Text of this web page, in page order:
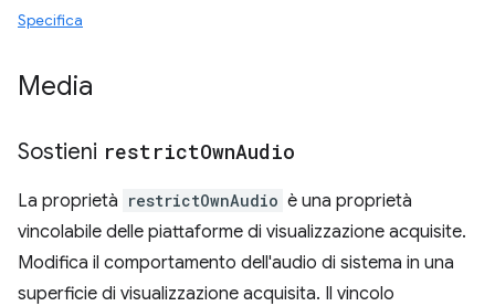
Specifica
Media
Sostieni restrictOwnAudio
La proprietà restrictOwnAudio è una proprietà
vincolabile delle piattaforme di visualizzazione acquisite.
Modifica il comportamento dell'audio di sistema in una
superficie di visualizzazione acquisita. Il vincolo